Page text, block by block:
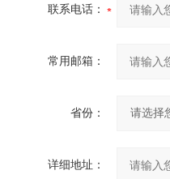
联系电话：
常用邮箱：
省份：
详细地址：